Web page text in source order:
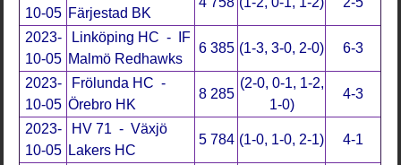
10-05 Färjestad BK
2023-
10-05
Linköping HC - IF
Malmö Redhawks
6 385 (1-3, 3-0, 2-0) 6-3
2023-
10-05
Frölunda HC -
Örebro HK
8 285
(2-0, 0-1, 1-2,
1-0)
4-3
2023-
10-05
HV 71 - Växjö
Lakers HC
5 784 (1-0, 1-0, 2-1) 4-1